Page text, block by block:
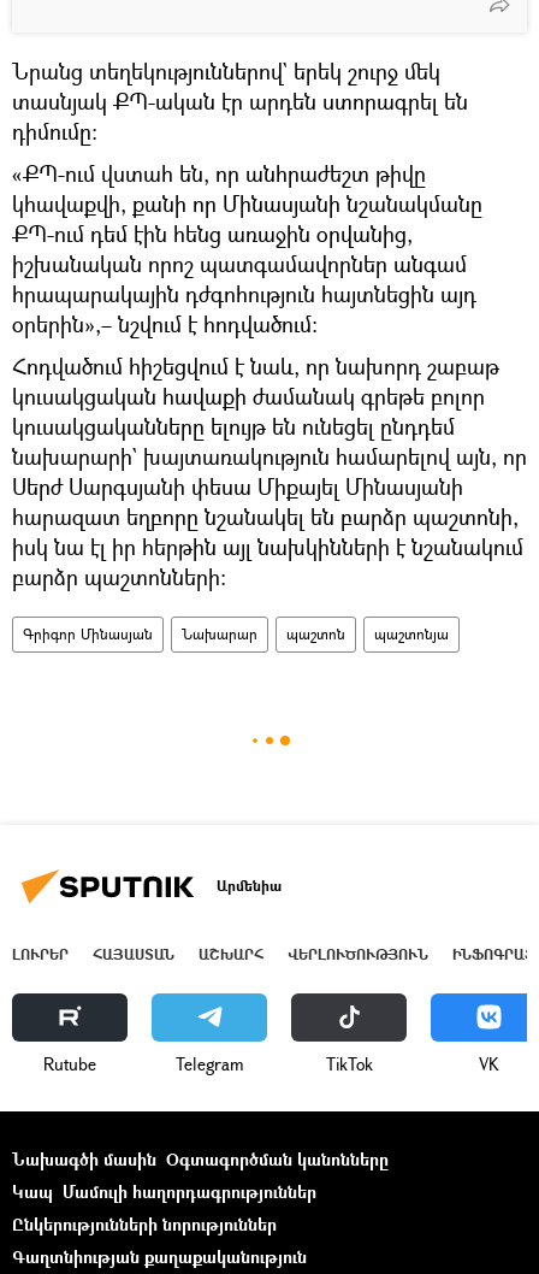
Նրանց տեղեկություններով` երեկ շուրջ մեկ
տասնյակ ՔՊ-ական էր արդեն ստորագրել են
դիմումը։
«ՔՊ-ում վստահ են, որ անհրաժեշտ թիվը
կհավաքվի, քանի որ Մինասյանի նշանակմանը
ՔՊ-ում դեմ էին հենց առաջին օրվանից,
իշխանական որոշ պատգամավորներ անգամ
հրապարակային դժգոհություն հայտնեցին այդ
օրերին»,– նշվում է հոդվածում։
Հոդվածում հիշեցվում է նաև, որ նախորդ շաբաթ
կուսակցական հավաքի ժամանակ գրեթե բոլոր
կուսակցականները ելույթ են ունեցել ընդդեմ
նախարարի` խայտառակություն համարելով այն, որ
Սերժ Սարգսյանի փեսա Միքայել Մինասյանի
հարազատ եղբորը նշանակել են բարձր պաշտոնի,
իսկ նա էլ իր հերթին այլ նախկինների է նշանակում
բարձր պաշտոնների։
Գրիգոր Մինասյան Նախարար պաշտոն պաշտոնյա
Արմենիա
ԼՈՒՐԵՐ ՀԱՅԱՍՏԱՆ ԱՇԽԱՐՀ ՎԵՐԼՈՒԾՈՒԹՅՈՒՆ
Rutube Telegram ТikТоk VK
Նախագծի մասին Օգտագործման կանոնները
Կապ Մամուլի հաղորդագրություններ
Ընկերությունների նորություններ
Գաղտնիության քաղաքականություն